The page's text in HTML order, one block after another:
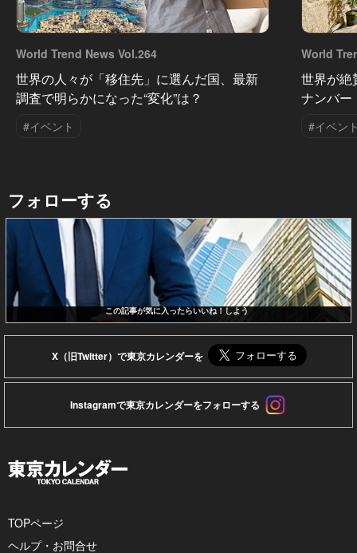
World Trend News Vol.264
世界の人々が「移住先」に選んだ国、最新
調査で明らかになった“変化”は？
#イベント
World
世界が絶
ナンバー
#イベン
フォローする
この記事が気に入ったらいいね！しよう
X（旧Twitter）で東京カレンダーを
Instagramで東京カレンダーをフォローする
TOPページ
ヘルプ・お問合せ